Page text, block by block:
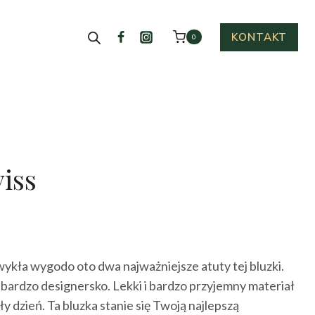
0 KONTAKT
wygodo oto dwa najważniejsze atuty tej bluzki.
designersko. Lekki i bardzo przyjemny materiał
dzień. Ta bluzka stanie się Twoją najlepszą